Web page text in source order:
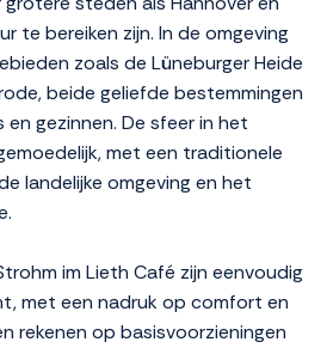
te bereiken zijn. In de omgeving
zoals de Lüneburger Heide
beide geliefde bestemmingen
gezinnen. De sfeer in het
met een traditionele
landelijke omgeving en het
im Lieth Café zijn eenvoudig
met een nadruk op comfort en
rekenen op basisvoorzieningen